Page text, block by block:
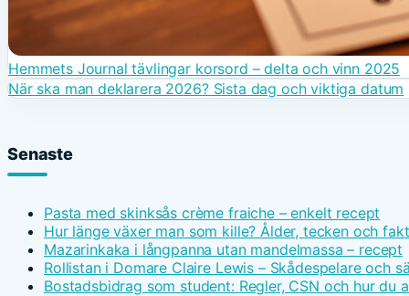
Hemmets Journal tävlingar korsord – delta och vinn 2025
När ska man deklarera 2026? Sista dag och viktiga datum
Senaste
Pasta med skinksås crème fraiche – enkelt recept
Hur länge växer man som kille? Ålder, tecken och
Mazarinkaka i långpanna utan mandelmassa – recept
Rollistan i Domare Claire Lewis – Skådespelare och
Bostadsbidrag som student: Regler, CSN och hur du